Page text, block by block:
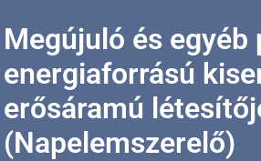
Megújuló és egyéb
energiaforrású
erősáramú
(Napelemszerelő)